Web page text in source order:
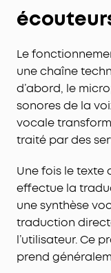
Le
une chaîne
d’abord, le
sonores de la
vocale
traité par des
Une fois le texte
effectue la
une synthèse
traduction
l’utilisateur. Ce
prend